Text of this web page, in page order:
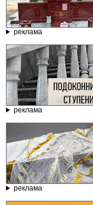
реклама
реклама
реклама